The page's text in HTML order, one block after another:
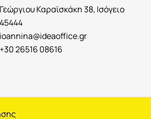
Γεώργιου Καραϊσκάκη 38, Ισόγειο
45444
ioannina@ideaoffice.gr
+30 26516 08616